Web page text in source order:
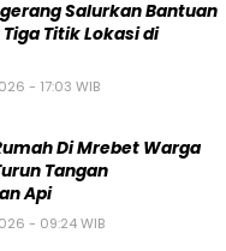
Salurkan Bantuan
Titik Lokasi di
- 17:03 WIB
Di Mrebet Warga
Tangan
Api
- 09:24 WIB